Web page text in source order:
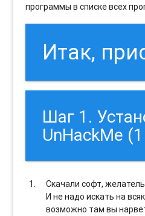
программы в списке всех
Итак,
Шаг 1.
UnHackMe
Скачали софт,
И не надо искать на
возможно там вы